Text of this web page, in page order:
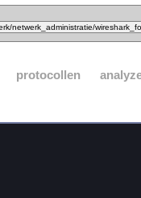
protocollen